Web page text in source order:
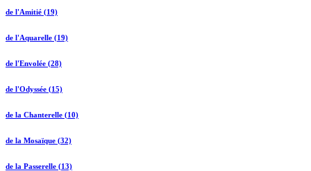
de l'Amitié (19)
de l'Aquarelle (19)
de l'Envolée (28)
de l'Odyssée (15)
de la Chanterelle (10)
de la Mosaïque (32)
de la Passerelle (13)